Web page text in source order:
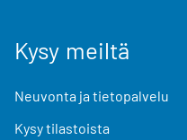
Kysy meiltä
Neuvonta ja tietopalvelu
Kysy tilastoista